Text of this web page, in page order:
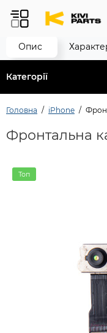
Категорії
Головна iPhone
Фронтальна
Топ
Опис